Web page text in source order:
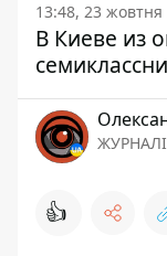
13:48, 23 жовтня
В Киеве из
👍